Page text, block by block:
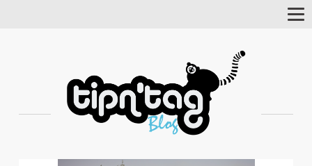
Toggle